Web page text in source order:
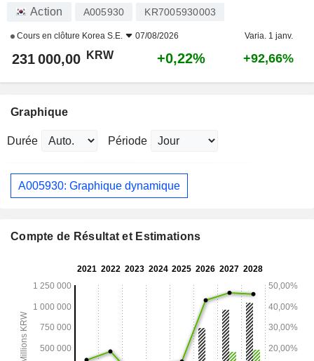
Action A005930 KR7005930003
Cours en clôture Korea S.E. 07/08/2026 Varia. 1 janv.
231 000,00 KRW +0,22% +92,66%
Graphique
Durée Période
A005930: Graphique dynamique
Compte de Résultat et Estimations